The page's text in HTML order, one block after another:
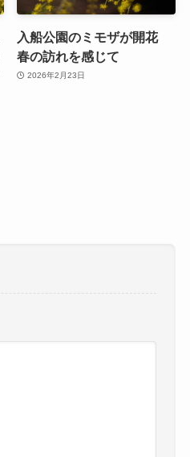
入船公園のミモザが開花
春の訪れを感じて
2026年2月23日